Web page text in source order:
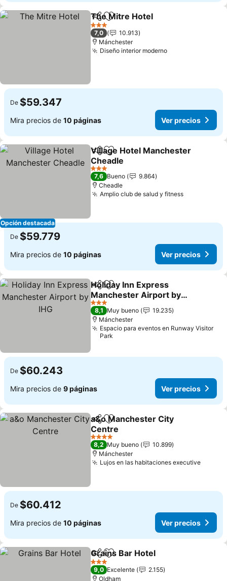
Compartir
Agregar a favoritos
The Mitre Hotel
3 Estrellas
7,0
10.913
Mánchester
Diseño interior moderno
De $59.347
Mira precios de 10 páginas Ver precios
Opción destacada
CompartirAgregar a favoritos
Village Hotel Manchester
Cheadle
3 Estrellas
7,6 Bueno
9.864
Cheadle
Amplio club de salud y fitness
De $59.779
Mira precios de 10 páginas Ver precios
CompartirAgregar a favoritos
Holiday Inn Express
Manchester Airport by
IHG
3 Estrellas
8,1 Muy bueno
19.235
Mánchester
Espacio para eventos en Runway Visitor
Park
De $60.243
Mira precios de 9 páginas Ver precios
CompartirAgregar a favoritos
a&o Manchester City
Centre
4 Estrellas
8,2 Muy bueno
10.899
Mánchester
Lujos en las habitaciones executive
De $60.412
Mira precios de 10 páginas Ver precios
CompartirAgregar a favoritos
Grains Bar Hotel
3 Estrellas
9,0 Excelente
2.155
Oldham